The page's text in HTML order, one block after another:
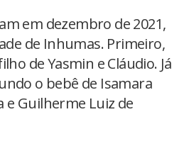
em dezembro de 2021,
de Inhumas. Primeiro,
de Yasmin e Cláudio. Já
o bebê de Isamara
e Guilherme Luiz de